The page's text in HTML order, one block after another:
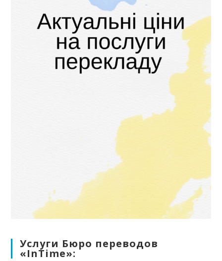
Услуги Бюро переводов
«InTime»: